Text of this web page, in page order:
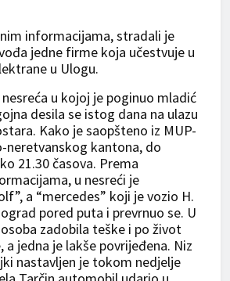
informacijama, stradali je
jedne firme koja učestvuje u
u Ulogu.
u kojoj je poginuo mladić
desila se istog dana na ulazu
Kako je saopšteno iz MUP-
neretvanskog kantona, do
21.30 časova. Prema
u nesreći je
a “mercedes” koji je vozio H.
pored puta i prevrnuo se. U
zadobila teške i po život
a jedna je lakše povrijeđena. Niz
nastavljen je tokom nedjelje